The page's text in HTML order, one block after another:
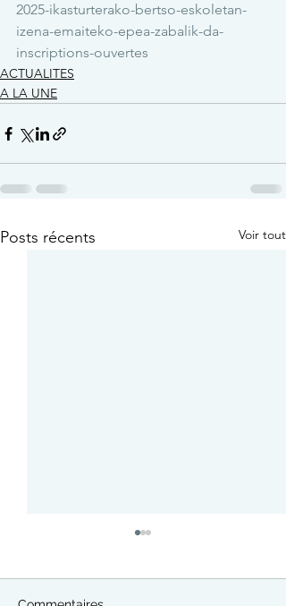
2025-ikasturterako-bertso-eskoletan-
izena-emaiteko-epea-zabalik-da-
inscriptions-ouvertes
ACTUALITES
A LA UNE
Posts récents Voir tout